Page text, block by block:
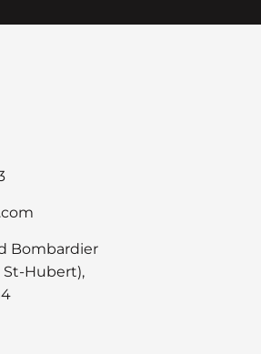
Bombardier
St-Hubert),